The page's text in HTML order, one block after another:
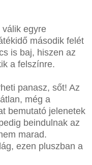
válik egyre
második felét
is baj, hiszen az
a felszínre.
panasz, sőt! Az
még a
bemutató jelenetek
beindulnak az
marad.
ezen pluszban a